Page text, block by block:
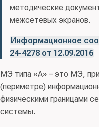
методические
межсетевых экранов.
Информационное
24-4278 от 12.09.2016
МЭ типа «А» – это МЭ,
(периметре)
физическими границами
системы.